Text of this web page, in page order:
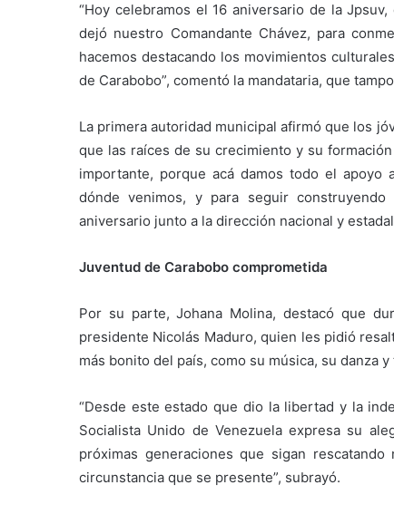
“Hoy celebramos el 16 aniversario de la
dejó nuestro Comandante Chávez, para
hacemos destacando los movimientos
de Carabobo”, comentó la mandataria, que
La primera autoridad municipal afirmó que los
que las raíces de su crecimiento y su
importante, porque acá damos todo el
dónde venimos, y para seguir
aniversario junto a la dirección nacional y
Juventud de Carabobo comprometida
Por su parte, Johana Molina, destacó que
presidente Nicolás Maduro, quien les pidió
más bonito del país, como su música, su danza
“Desde este estado que dio la libertad y la
Socialista Unido de Venezuela expresa su
próximas generaciones que sigan
circunstancia que se presente”, subrayó.